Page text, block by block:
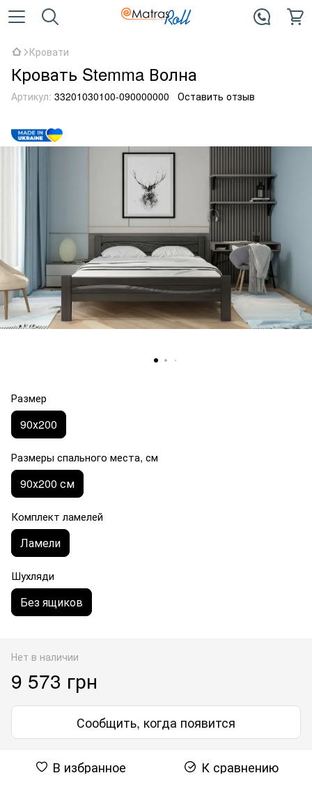
Кровати
Кровать Stemma Волна
Артикул: 33201030100-090000000 Оставить отзыв
Размер
90х200
Размеры спального места, см
90х200 см
Комплект ламелей
Ламели
Шухляди
Без ящиков
Нет в наличии
9 573 грн
Сообщить, когда появится
В избранное К сравнению